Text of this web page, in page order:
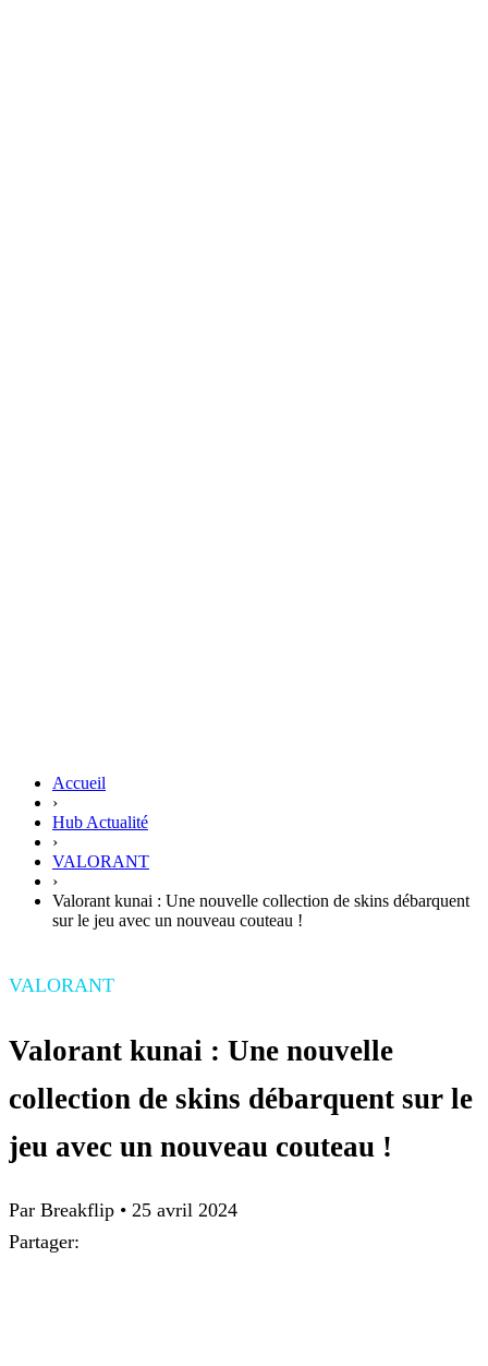
Accueil
›
Hub Actualité
›
VALORANT
›
Valorant kunai : Une nouvelle collection de skins débarquent
sur le jeu avec un nouveau couteau !
VALORANT
Valorant kunai : Une nouvelle
collection de skins débarquent sur le
jeu avec un nouveau couteau !
Par Breakflip • 25 avril 2024
Partager: